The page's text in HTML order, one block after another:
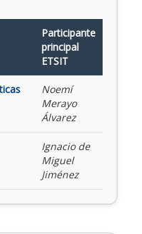
Participante
principal
ETSIT
Noemí
Merayo
Álvarez
Ignacio de
Miguel
Jiménez